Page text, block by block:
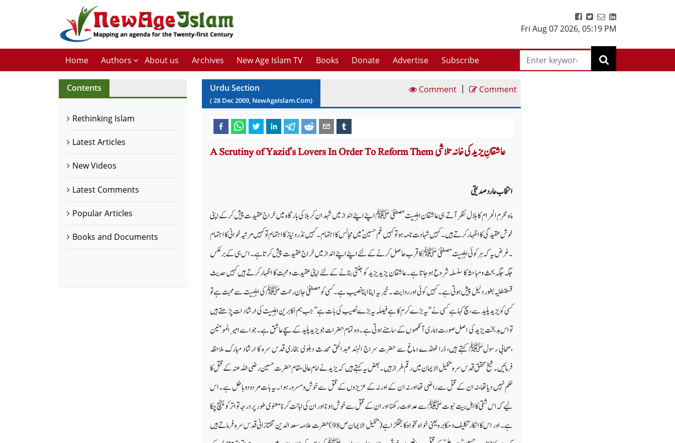
Fri Aug 07 2026, 05:19 PM
Home Authors About us Archives New Age Islam TV Books Donate Advertise Subscribe
Contents
Rethinking Islam
Latest Articles
New Videos
Latest Comments
Popular Articles
Books and Documents
Urdu Section
(28 Dec2009, NewAgeIslam.Com)
Comment | Comment
A Scrutiny of Yazid's Lovers In Order To Reform Them عاشقانِ یزید کی خانہ تلاشی
انتخاب عارد صدیقی
ماہ محرم الحرام کا ہلال نظر آتے ہی عاشقان اہلبیت مصطفیٰ ﷺ اپنے اپنے انداز میں شہدان کربلا کی بارگاہ میں خراج عقیدت پیش کر کے اپنی
خوش عقیدگی کااظہار کرتے ہیں ۔کہیں شہادت نامہ ہوتو کہیں غم حسینؑ میں مجالس کااہتمام ۔کہیں نذر ونیاز کا اہتمام توکہیں مرثیہ خوانی کااہتمام
۔غرض یہ کہ ہر کوئی اہلبیت مصطفیٰ ﷺ کا قرب حاصل کرنے کے لئے اپنے اپنے انداز میں خراج عقیدت پیش کرتا ہے۔ اس ہی کے برعکس
جگہ جگہ بحث ومباحثہ کا سلسلہ شروع ہوجاتا ہے ۔عاشقان یزید یزید کو جنتی بنانے کے لئے اپنی عقیدت و محبت کا اظہار کرتے ہیں کہیں حدیث
قسطنطنیہ بطور دلیل پیش ہوتی ہے۔کہیں کوئی اور روایت ۔خیر یہ اپنا اپنا نصیب ہے ۔ کسی کو مصطفیٰ جان رحمت ﷺ کی اہلبیت سے محبت ہے تو
کسی کو یزید پلید سے ، سچ کہا ہے کسی نے ‘‘یہ بڑے کرم کا ہےفیصلہ یہ بڑے نصیب کی بات ہے’’ جب ہم اکابرین اہلبیت کی ارشاد ات پڑھتے ہیں
تو اس بدبخت یزید کی اصل صورت ہماری آنکھوں کے سامنے ہوتی ہے۔ وہ تمام حضرات جو یزید پلید کے سچے عاشق ہے۔ جو اسے امیر المومنین
،صحابی رسولﷺ کہتے ہیں، ذرا ٹھنڈے دماغ سے حضرت سراج الہند عبدالحق محدث دہلوی بخاری قدس سرہ کا ارشاد مبارک ملاحظہ
فرمائیں۔ شیخ محقق قدس سرہ تکمیل الایمان میں رقم طراز ہیں۔بعض یہ کہتے ہیں کہ یزید نے امام عالی مقام حضرت حسین رضی اللہ عنہ کے قتل کا
حکم نہیں دیا تھا ،نہ ان کے قتل سے راضی تھا اورنہ ان کے اور نہ کے عزیزوں کے قتل سے خوش ومسرور ہوا ۔یہ بات مردو دوباطل ہے۔ اس
لیے کہ اس شقی کا اہل بیت نبوتﷺ سے عداوت رکھنا اور ان کے قتل سے خوش ہونا اور ان کی اہانت کرنا معنوی طور پر درجہ تو اتر کو پہنچ چکا
ہے۔ اور اس کا انکار تکلیف ومکابرہ یعنی خواہ مخواہ کا جھگڑا ہے(تکمیل الایمان ص98) حضرت علامہ سعد الدین تفتازانی قدس سرہ فرماتے ہیں